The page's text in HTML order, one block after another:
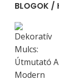
BLOGOK /